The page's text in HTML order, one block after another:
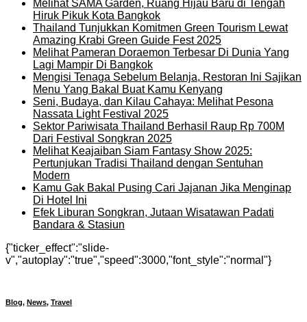
Melihat SAMA Garden, Ruang Hijau Baru di Tengah
Hiruk Pikuk Kota Bangkok
Thailand Tunjukkan Komitmen Green Tourism Lewat
Amazing Krabi Green Guide Fest 2025
Melihat Pameran Doraemon Terbesar Di Dunia Yang
Lagi Mampir Di Bangkok
Mengisi Tenaga Sebelum Belanja, Restoran Ini Sajikan
Menu Yang Bakal Buat Kamu Kenyang
Seni, Budaya, dan Kilau Cahaya: Melihat Pesona
Nassata Light Festival 2025
Sektor Pariwisata Thailand Berhasil Raup Rp 700M
Dari Festival Songkran 2025
Melihat Keajaiban Siam Fantasy Show 2025:
Pertunjukan Tradisi Thailand dengan Sentuhan
Modern
Kamu Gak Bakal Pusing Cari Jajanan Jika Menginap
Di Hotel Ini
Efek Liburan Songkran, Jutaan Wisatawan Padati
Bandara & Stasiun
{"ticker_effect":"slide-
v","autoplay":"true","speed":3000,"font_style":"normal"}
Blog, News, Travel